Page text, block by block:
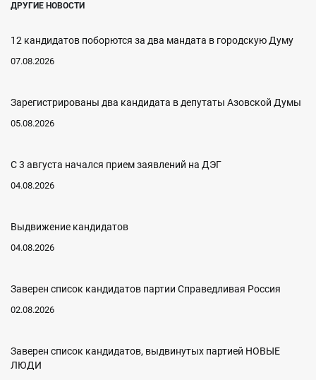
ДРУГИЕ НОВОСТИ
12 кандидатов поборются за два мандата в городскую Думу
07.08.2026
Зарегистрированы два кандидата в депутаты Азовской Думы
05.08.2026
С 3 августа начался прием заявлений на ДЭГ
04.08.2026
Выдвижение кандидатов
04.08.2026
Заверен список кандидатов партии Справедливая Россия
02.08.2026
Заверен список кандидатов, выдвинутых партией НОВЫЕ
ЛЮДИ